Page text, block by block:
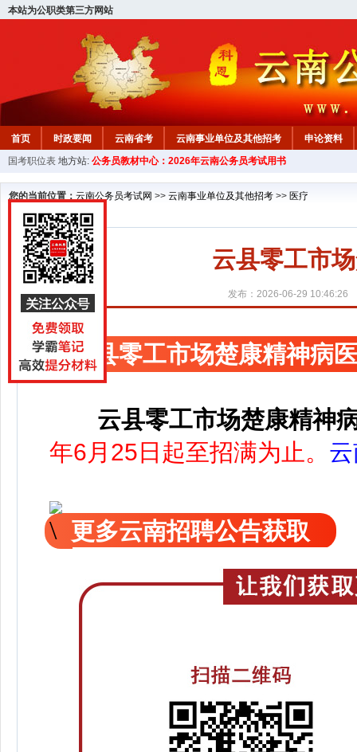
本站为公职类第三方网站
首页 时政要闻 云南省考 云南事业单位及其他招考
申论资料
国考职位表 地方站: 公务员教材中心：2026年云南公务员考试用书
您的当前位置： 云南公务员考试网 >> 云南事业单位及其他招考 >> 医疗
云县零工市
发布：2026-06-29 10:46:26
云县零工市场楚康精神病
云县零工市场楚康精神
年6月25日起至招满为止。
更多云南招聘公告获取